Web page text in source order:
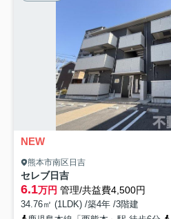
NEW
熊本市南区日吉
セレブ日吉
6.1万円 管理/共益費4,500円
34.76㎡ (1LDK) /築4年 /3階建